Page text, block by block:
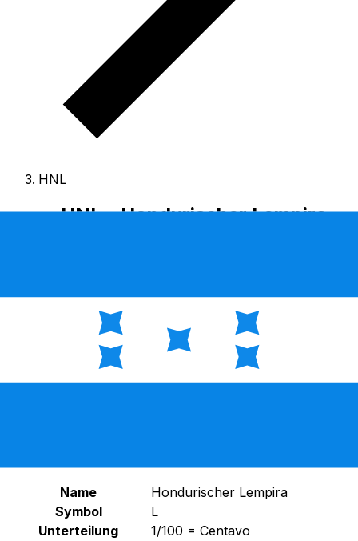
HNL
HNL - Hondurischer Lempira
Währungscode für Lempiras lautet HNL, und das
Unten finden Sie Hondurischer Lempira
Kurse und einen Währungsrechner.
Wählen Sie eine Währung aus
Name
Hondurischer Lempira
Symbol
L
Unterteilung
1/100 = Centavo